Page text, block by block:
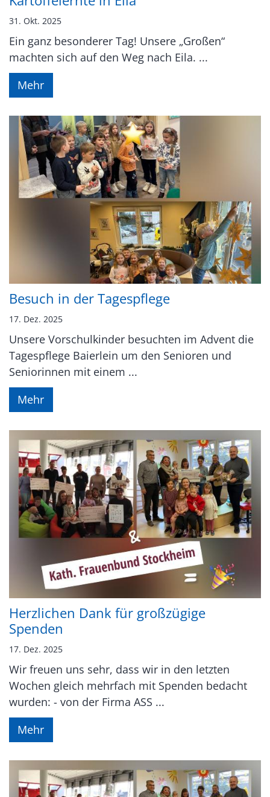
31. Okt. 2025
Ein ganz besonderer Tag! Unsere „Großen“
machten sich auf den Weg nach Eila. ...
Mehr
Besuch in der Tagespflege
17. Dez. 2025
Unsere Vorschulkinder besuchten im Advent die
Tagespflege Baierlein um den Senioren und
Seniorinnen mit einem ...
Mehr
Herzlichen Dank für großzügige
Spenden
17. Dez. 2025
Wir freuen uns sehr, dass wir in den letzten
Wochen gleich mehrfach mit Spenden bedacht
wurden: - von der Firma ASS ...
Mehr